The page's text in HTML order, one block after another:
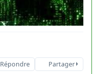
Répondre Partager